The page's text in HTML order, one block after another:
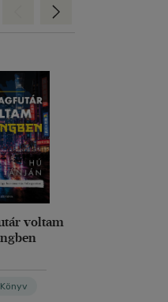
voltam
Könyv
Előre